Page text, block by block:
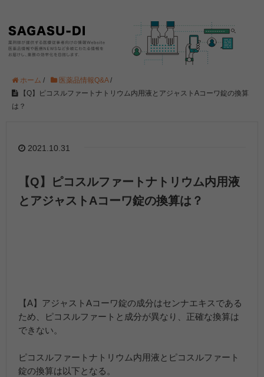
ホーム / 医薬品情報Q&A/
【Q】ピコスルファートナトリウム内用液とアジャストAコーワ錠の換算
は？
2021.10.31
【Q】ピコスルファートナトリウム内用液
とアジャストAコーワ錠の換算は？
【A】アジャストAコーワ錠の成分はセンナエキスである
ため、ピコスルファートと成分が異なり、正確な換算は
できない。
ピコスルファートナトリウム内用液とピコスルファート
錠の換算は以下となる。